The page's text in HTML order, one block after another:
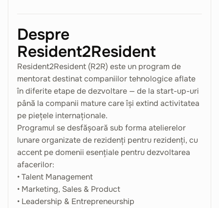
Despre
Resident2Resident
Resident2Resident (R2R) este un program de
mentorat destinat companiilor tehnologice aflate
în diferite etape de dezvoltare — de la start-up-uri
până la companii mature care își extind activitatea
pe piețele internaționale.
Programul se desfășoară sub forma atelierelor
lunare organizate de rezidenți pentru rezidenți, cu
accent pe domenii esențiale pentru dezvoltarea
afacerilor:
• Talent Management
• Marketing, Sales & Product
• Leadership & Entrepreneurship